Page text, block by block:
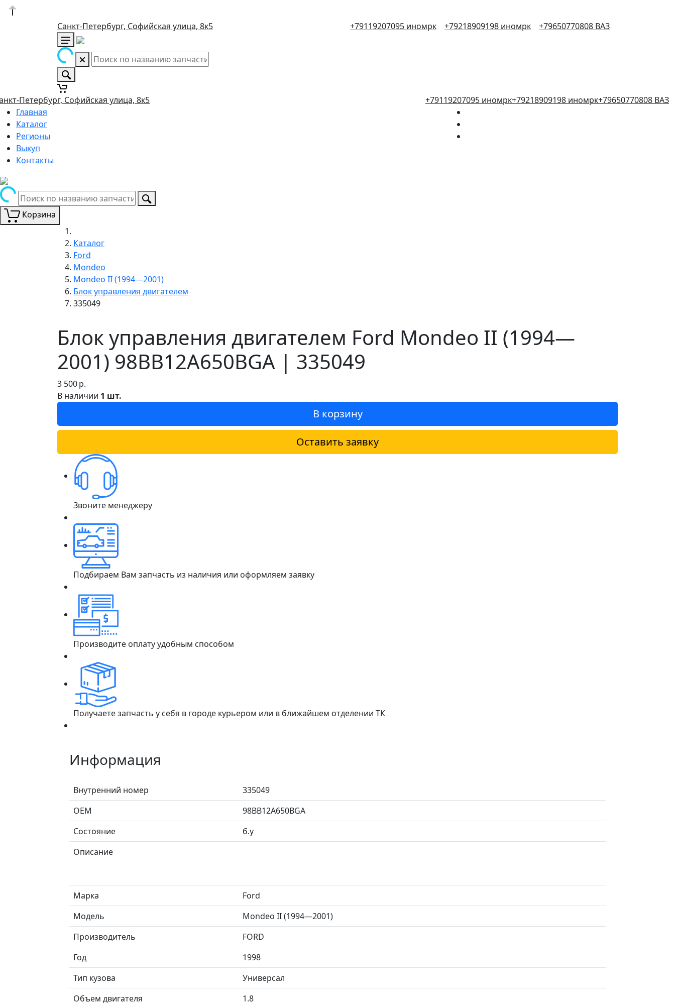
Санкт-Петербург, Софийская улица, 8к5 +79119207095 иномрк +79218909198 иномрк +79650770808 ВАЗ
Петербург, Софийская улица, 8к5 +79119207095 иномрк+79218909198 иномрк+79650770808 ВАЗ
Главная
Каталог
Регионы
Выкуп
Контакты
Корзина
Каталог
Ford
Mondeo
Mondeo II (1994—2001)
Блок управления двигателем
335049
Блок управления двигателем Ford Mondeo II (1994—
2001) 98BB12A650BGA | 335049
3 500р.
В наличии 1 шт.
В корзину
Оставить заявку
Звоните менеджеру
Подбираем Вам запчасть из наличия или оформляем заявку
Производите оплату удобным способом
Получаете запчасть у себя в городе курьером или в ближайшем отделении ТК
Информация
Внутренний номер
335049
ОЕМ
98BB12A650BGA
Состояние
б.у
Описание
Марка
Ford
Модель
Mondeo II (1994—2001)
Производитель
FORD
Год
1998
Тип кузова
Универсал
Объем двигателя
1.8